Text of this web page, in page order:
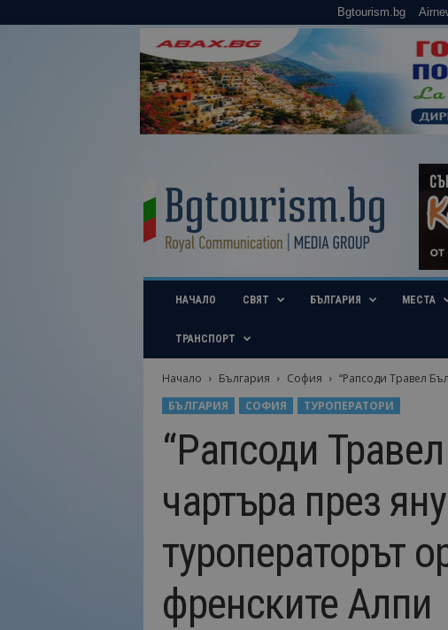
Bgtourism.bg
u
i
b
НАЧАЛО СВЯТ БЪЛГАРИЯ МЕСТА
ТРАНСПОРТ
Начало България София
“Рапсоди Травел
БЪЛГАРИЯ
СОФИЯ ТУРОПЕРАТОРИ
“Рапсоди
чартъра през
туроператорът
френските Алпи